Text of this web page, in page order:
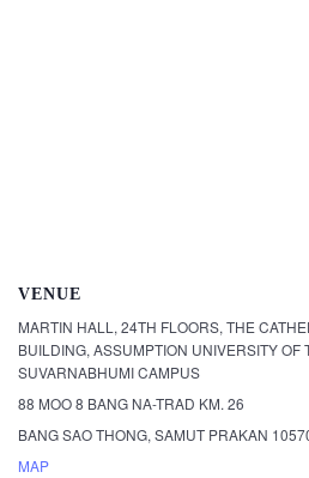
VENUE
MARTIN HALL, 24TH FLOORS, THE
BUILDING, ASSUMPTION UNIVERSITY OF
SUVARNABHUMI CAMPUS
88 MOO 8 BANG NA-TRAD KM. 26
BANG SAO THONG,SAMUT PRAKAN
MAP